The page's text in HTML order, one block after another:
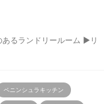
るランドリールーム ▶リ
ペニンシュラキッチン